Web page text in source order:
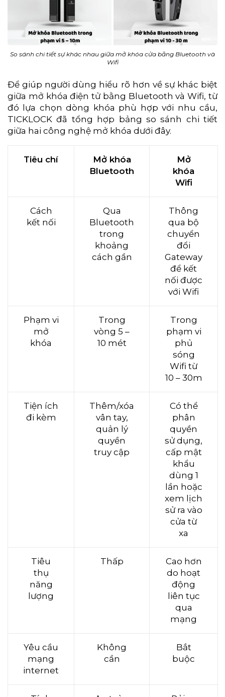
So sánh chi tiết sự khác nhau giữa mở khóa cửa bằng Bluetooth và
Wifi
Để giúp người dùng hiểu rõ hơn về sự khác biệt
giữa mở khóa điện tử bằng Bluetooth và Wifi, từ
đó lựa chọn dòng khóa phù hợp với nhu cầu,
TICKLOCK đã tổng hợp bảng so sánh chi tiết
giữa hai công nghệ mở khóa dưới đây.
Tiêu chí
Mở khóa
Bluetooth
Mở
khóa
Wifi
Cách
kết nối
Qua
Bluetooth
trong
khoảng
cách gần
Thông
qua bộ
chuyển
đổi
Gateway
để kết
nối được
với Wifi
Phạm vi
mở
khóa
Trong
vòng 5 –
10 mét
Trong
phạm vi
phủ
sóng
Wifi từ
10 – 30m
Tiện ích
đi kèm
Thêm/xóa
vân tay,
quản lý
quyền
truy cập
Có thể
phân
quyền
sử dụng,
cấp mật
khẩu
dùng 1
lần hoặc
xem lịch
sử ra vào
cửa từ
xa
Tiêu
thụ
năng
lượng
Thấp
Cao hơn
do hoạt
động
liên tục
qua
mạng
Yêu cầu
mạng
internet
Không
cần
Bắt
buộc